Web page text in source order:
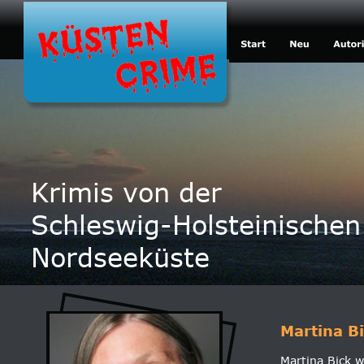
Krimis von der
Schleswig-Holsteinischen
Nordseeküste
Martina
Martina Bick